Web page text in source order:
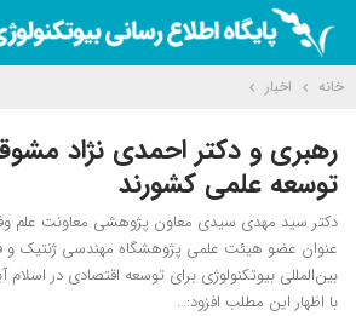
خانه اخبار
رهبری و دکتر احمدی نژاد
توسعه علمی کشورند
دکتر سید مهدی سیدی معاون پژوهشی معاونت علم
عنوان عضو هیئت علمی پژوهشگاه مهندسی ژنتیک و
بین‌المللی بیوتکنولوژی برای توسعه اقتصادی در
با اظهار این مطلب افزود:…